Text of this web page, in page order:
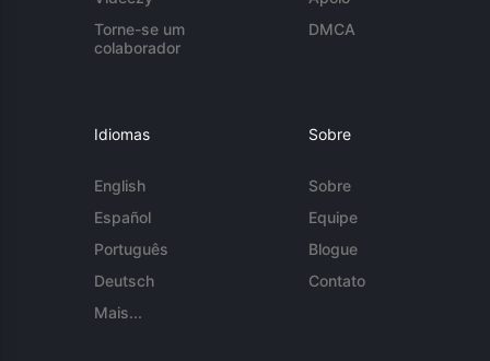
Torne-se um
colaborador
DMCA
Idiomas
English
Español
Português
Deutsch
Mais...
Sobre
Sobre
Equipe
Blogue
Contato